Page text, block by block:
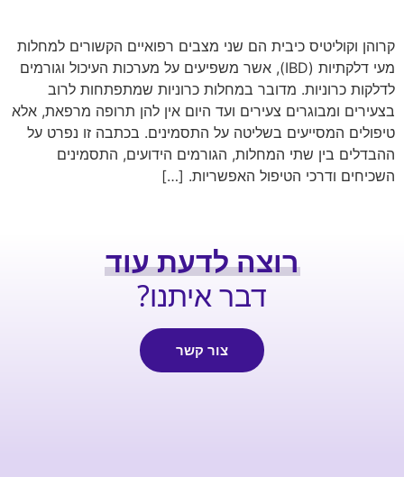
קרוהן וקוליטיס כיבית הם שני מצבים רפואיים הקשורים למחלות
מעי דלקתיות (IBD), אשר משפיעים על מערכות העיכול וגורמים
לדלקות כרוניות. מדובר במחלות כרוניות שמתפתחות לרוב
בצעירים ומבוגרים צעירים ועד היום אין להן תרופה מרפאת, אלא
טיפולים המסייעים בשליטה על התסמינים. בכתבה זו נפרט על
ההבדלים בין שתי המחלות, הגורמים הידועים, התסמינים
השכיחים ודרכי הטיפול האפשריות. […]
רוצה לדעת עוד
דבר איתנו?
צור קשר